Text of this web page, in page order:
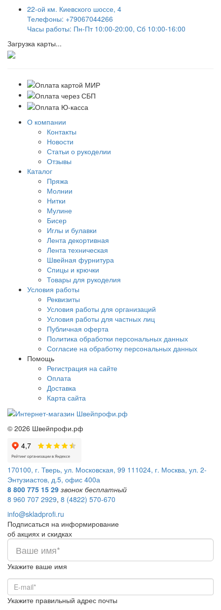
22-ой км. Киевского шоссе, 4
Телефоны: +79067044266
Часы работы: Пн-Пт 10:00-20:00, Сб 10:00-16:00
Загрузка карты...
О компании
Контакты
Новости
Статьи о рукоделии
Отзывы
Каталог
Пряжа
Молнии
Нитки
Мулине
Бисер
Иглы и булавки
Лента декортивная
Лента техническая
Швейная фурнитура
Спицы и крючки
Товары для рукоделия
Условия работы
Реквизиты
Условия работы для организаций
Условия работы для частных лиц
Публичная оферта
Политика обработки персональных данных
Согласие на обработку персональных данных
Помощь
Регистрация на сайте
Оплата
Доставка
Карта сайта
© 2026 Швейпрофи.рф
170100, г. Тверь, ул. Московская, 99 111024, г. Москва, ул. 2-
Энтузиастов, д.5, офис 400а
8 800 775 15 29 звонок бесплатный
8 960 707 2929, 8 (4822) 570-670
info@skladprofi.ru
Подписаться на информирование
об акциях и скидках
Укажите ваше имя
Укажите правильный адрес почты